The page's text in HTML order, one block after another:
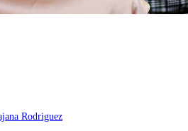
Rodriguez